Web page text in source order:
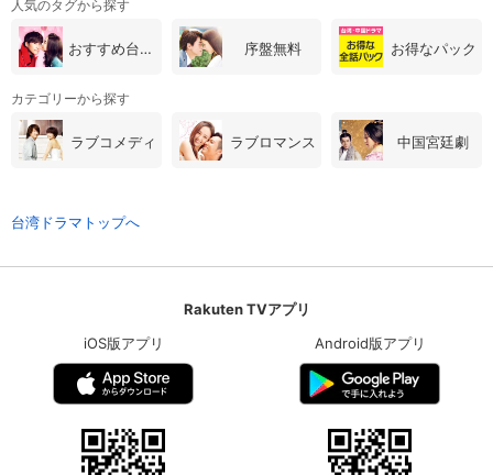
人気のタグから探す
おすすめ台湾・中国ドラマ 序盤無料 お得なパック
カテゴリーから探す
ラブコメディ ラブロマンス 中国宮廷劇
台湾ドラマトップへ
Rakuten TVアプリ
iOS版アプリ
Android版アプリ